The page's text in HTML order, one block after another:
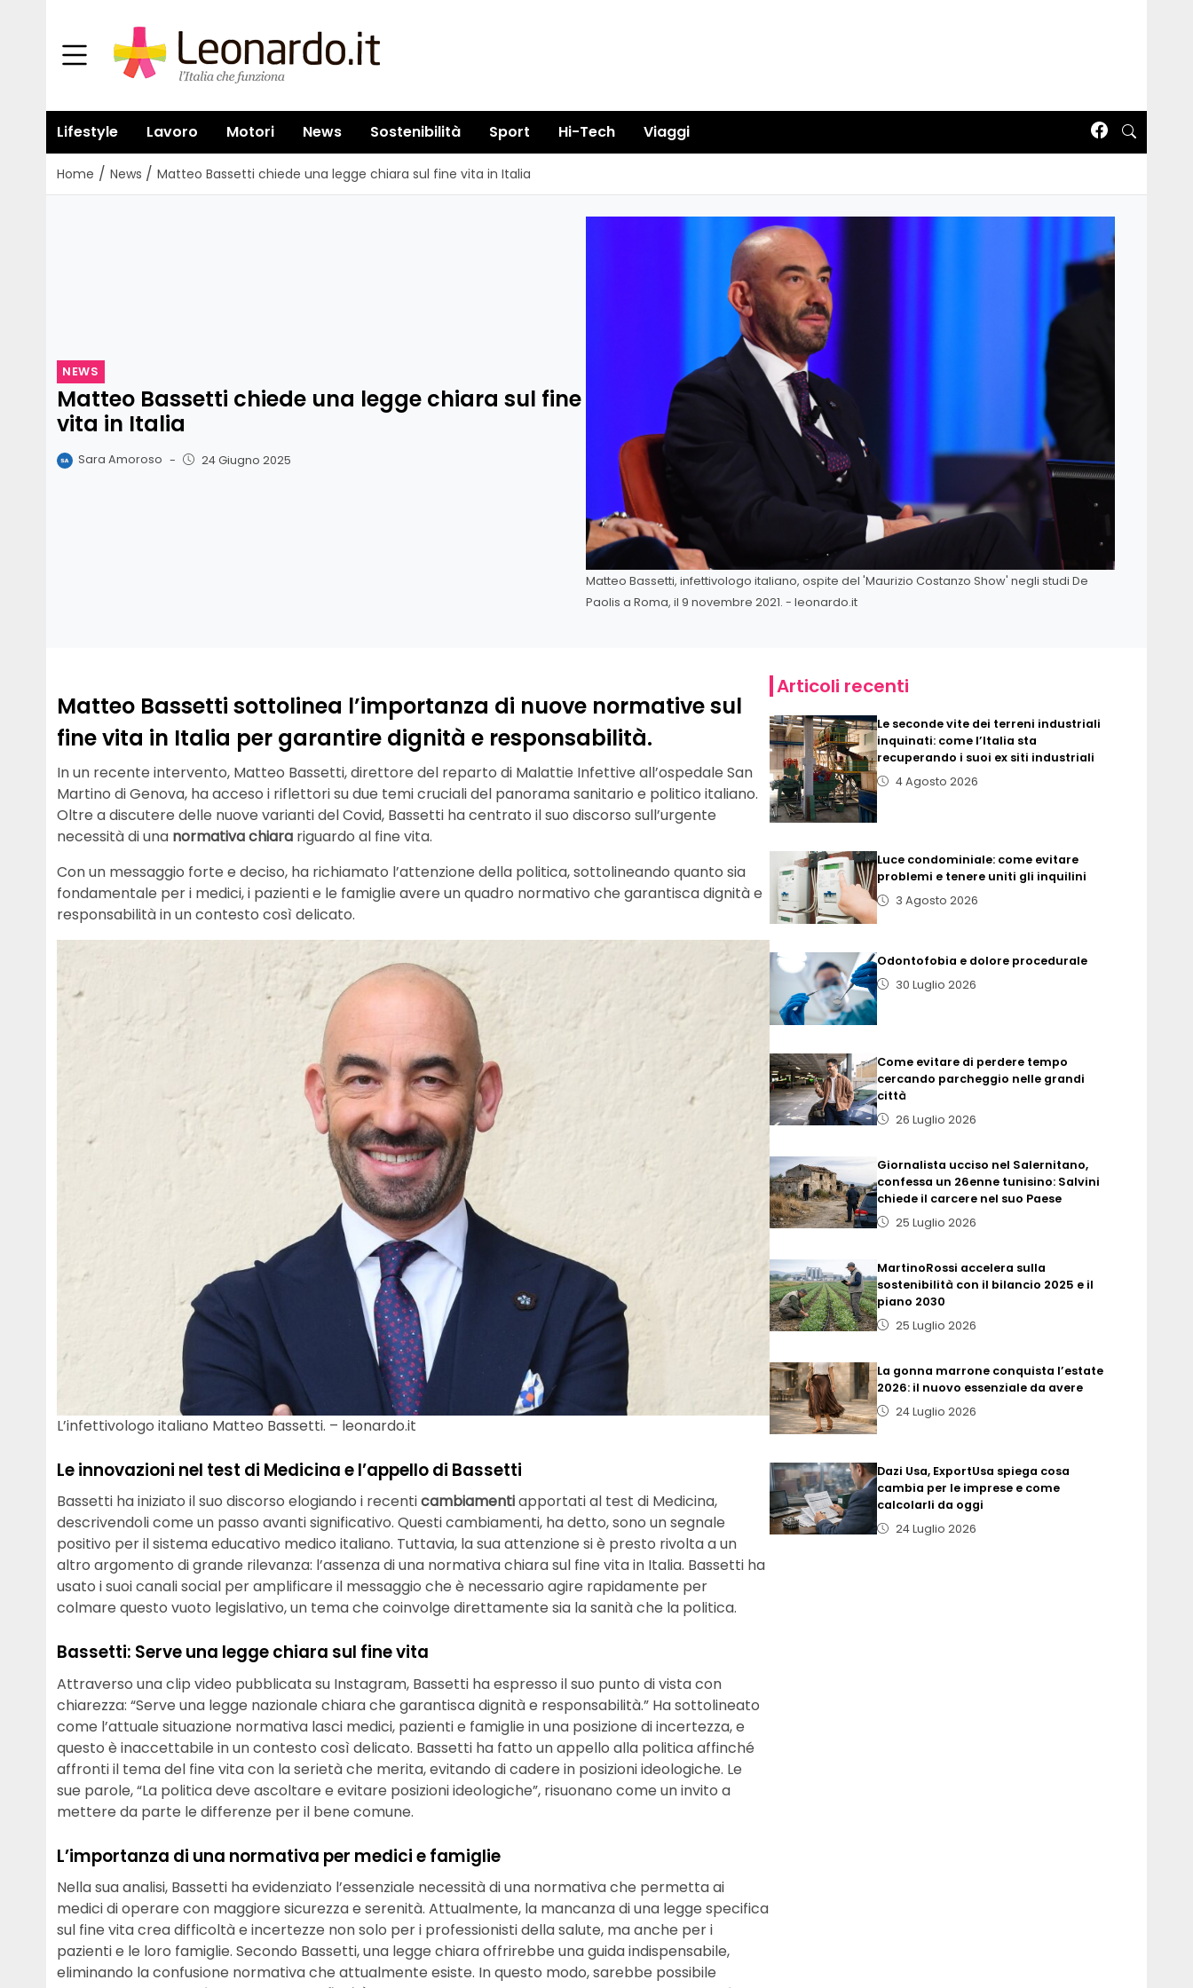
Lifestyle Lavoro Motori News Sostenibilità Sport Hi-Tech Viaggi
Home / News / Matteo Bassetti chiede una legge chiara sul fine vita in Italia
NEWS
Matteo Bassetti chiede una legge chiara sul fine
vita in Italia
Sara Amoroso - 24 Giugno 2025
Matteo Bassetti, infettivologo italiano, ospite del 'Maurizio Costanzo Show' negli studi De
Paolis a Roma, il 9 novembre 2021. - leonardo.it
Matteo Bassetti sottolinea l’importanza di nuove normative sul
fine vita in Italia per garantire dignità e responsabilità.
In un recente intervento, Matteo Bassetti, direttore del reparto di Malattie Infettive all’ospedale San
Martino di Genova, ha acceso i riflettori su due temi cruciali del panorama sanitario e politico italiano.
Oltre a discutere delle nuove varianti del Covid, Bassetti ha centrato il suo discorso sull’urgente
necessità di una normativa chiara riguardo al fine vita.
Con un messaggio forte e deciso, ha richiamato l’attenzione della politica, sottolineando quanto sia
fondamentale per i medici, i pazienti e le famiglie avere un quadro normativo che garantisca dignità e
responsabilità in un contesto così delicato.
L’infettivologo italiano Matteo Bassetti. – leonardo.it
Le innovazioni nel test di Medicina e l’appello di Bassetti
Bassetti ha iniziato il suo discorso elogiando i recenticambiamentiapportati al test di Medicina,
descrivendoli come un passo avanti significativo. Questi cambiamenti, ha detto, sono un segnale
positivo per il sistema educativo medico italiano. Tuttavia, la sua attenzione si è presto rivolta a un
altro argomento di grande rilevanza: l’assenza di una normativa chiara sul fine vita in Italia. Bassetti ha
usato i suoi canali social per amplificare il messaggio che è necessario agire rapidamente per
colmare questo vuoto legislativo, un tema che coinvolge direttamente sia la sanità che la politica.
Bassetti: Serve una legge chiara sul fine vita
Attraverso una clip video pubblicata su Instagram, Bassetti ha espresso il suo punto di vista con
chiarezza: “Serve una legge nazionale chiara che garantisca dignità e responsabilità.” Ha sottolineato
come l’attuale situazione normativa lasci medici, pazienti e famiglie in una posizione di incertezza, e
questo è inaccettabile in un contesto così delicato. Bassetti ha fatto un appello alla politica affinché
affronti il tema del fine vita con la serietà che merita, evitando di cadere in posizioni ideologiche. Le
sue parole, “La politica deve ascoltare e evitare posizioni ideologiche”, risuonano come un invito a
mettere da parte le differenze per il bene comune.
L’importanza di una normativa per medici e famiglie
Nella sua analisi, Bassetti ha evidenziato l’essenziale necessità di una normativa che permetta ai
medici di operare con maggiore sicurezza e serenità. Attualmente, la mancanza di una legge specifica
sul fine vita crea difficoltà e incertezze non solo per i professionisti della salute, ma anche per i
pazienti e le loro famiglie. Secondo Bassetti, una legge chiara offrirebbe una guida indispensabile,
eliminando la confusione normativa che attualmente esiste. In questo modo, sarebbe possibile
Articoli recenti
Le seconde vite dei terreni industriali
inquinati: come l’Italia sta
recuperando i suoi ex siti industriali
4 Agosto 2026
Luce condominiale: come evitare
problemi e tenere uniti gli inquilini
3 Agosto 2026
Odontofobia e dolore procedurale
30 Luglio 2026
Come evitare di perdere tempo
cercando parcheggio nelle grandi
città
26 Luglio 2026
Giornalista ucciso nel Salernitano,
confessa un 26enne tunisino: Salvini
chiede il carcere nel suo Paese
25 Luglio 2026
MartinoRossi accelera sulla
sostenibilità con il bilancio 2025 e il
piano 2030
25 Luglio 2026
La gonna marrone conquista l’estate
2026: il nuovo essenziale da avere
24 Luglio 2026
Dazi Usa, ExportUsa spiega cosa
cambia per le imprese e come
calcolarli da oggi
24 Luglio 2026